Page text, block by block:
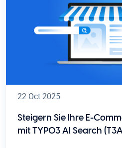
22 Oct 2025
Steigern Sie Ihre E-
mit TYPO3 AI Search